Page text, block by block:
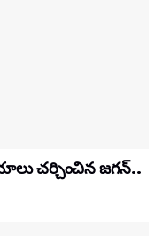
చర్చించిన జగన్..